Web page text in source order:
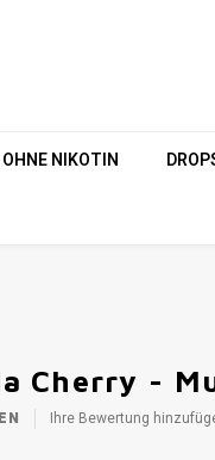
OHNE NIKOTIN
Cherry -
Ihre Bewertung